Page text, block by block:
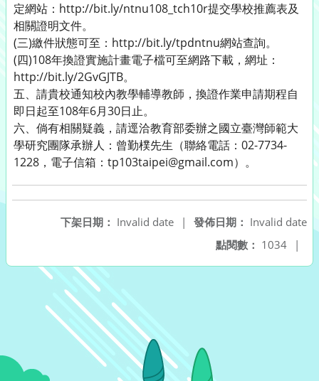
定網站：http://bit.ly/ntnu108_tch10r提交學校推薦表及
相關證明文件。
(三)繳件狀態可至：http://bit.ly/tpdntnu網站查詢。
(四)108年換證實施計畫電子檔可至網路下載，網址：
http://bit.ly/2GvGJTB。
五、請貴校通知校內教學輔導教師，換證作業申請期程自
即日起至108年6月30日止。
六、倘有相關疑義，請逕洽教育部委辦之國立臺灣師範大
學研究團隊承辦人：曾勤樸先生（聯絡電話：02-7734-
1228，電子信箱：tp103taipei@gmail.com）。
發佈日期： Invalid date
下架日期： Invalid date
|
點閱數： 1034 |